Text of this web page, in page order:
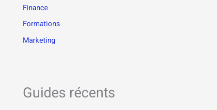
Finance
Formations
Marketing
Guides récents